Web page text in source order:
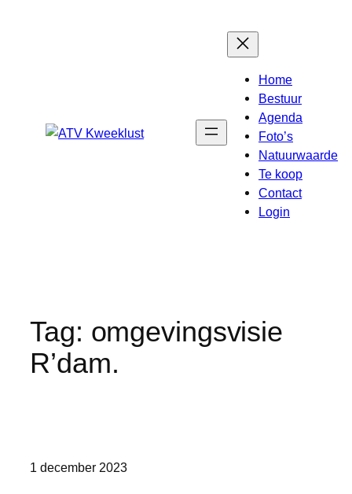
Home
Bestuur
Agenda
Foto’s
Natuurwaarde
Te koop
Contact
Login
Tag: omgevingsvisie
R’dam.
1 december 2023